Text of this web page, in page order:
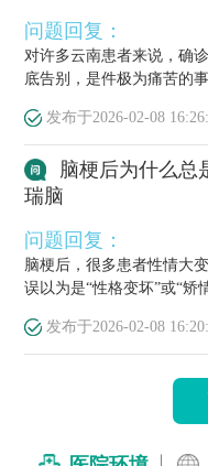
问题回复：
对许多云南患者来说，确
底告别，是件极为痛苦的
发布于2026-02-08
脑梗后为什么总
瑞脑
问题回复：
脑梗后，很多患者性情大
误以为是“性格变坏”或“矫
发布于2026-02-08